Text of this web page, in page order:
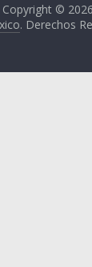
Copyright © 2026
. Derechos